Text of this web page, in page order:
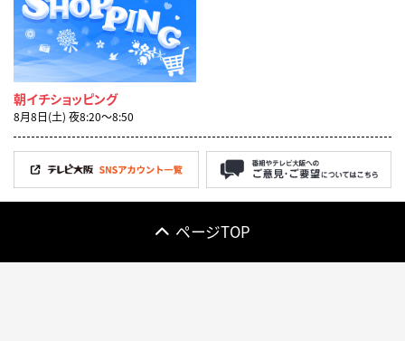
朝イチショッピング
8月8日(土) 夜8:20〜8:50
ページTOP